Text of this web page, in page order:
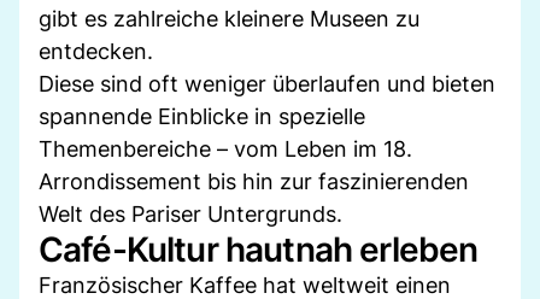
gibt es zahlreiche kleinere Museen zu
entdecken.
Diese sind oft weniger überlaufen und bieten
spannende Einblicke in spezielle
Themenbereiche – vom Leben im 18.
Arrondissement bis hin zur faszinierenden
Welt des Pariser Untergrunds.
Café-Kultur hautnah erleben
Französischer Kaffee hat weltweit einen